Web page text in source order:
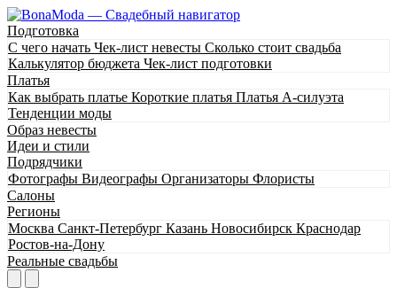
Подготовка
С чего начать Чек-лист невесты Сколько стоит свадьба
Калькулятор бюджета Чек-лист подготовки
Платья
Как выбрать платье Короткие платья Платья А-силуэта
Тенденции моды
Образ невесты
Идеи и стили
Подрядчики
Фотографы Видеографы Организаторы Флористы
Салоны
Регионы
Москва Санкт-Петербург Казань Новосибирск Краснодар
Ростов-на-Дону
Реальные свадьбы